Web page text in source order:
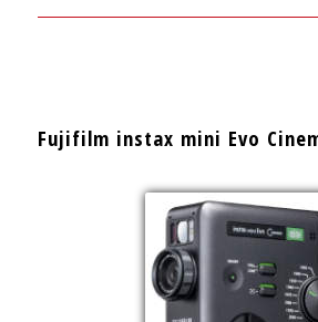
Fujifilm instax mini Evo